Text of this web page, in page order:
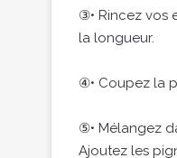
③• Rincez vos
la longueur.
④• Coupez la
⑤• Mélangez
Ajoutez les